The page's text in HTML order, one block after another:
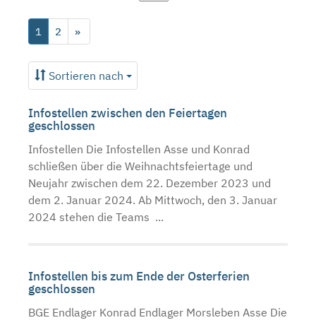
1 2 »
Sortieren nach
Infostellen zwischen den Feiertagen
geschlossen
Infostellen Die Infostellen Asse und Konrad
schließen über die Weihnachtsfeiertage und
Neujahr zwischen dem 22. Dezember 2023 und
dem 2. Januar 2024. Ab Mittwoch, den 3. Januar
2024 stehen die Teams ...
Infostellen bis zum Ende der Osterferien
geschlossen
BGE Endlager Konrad Endlager Morsleben Asse Die